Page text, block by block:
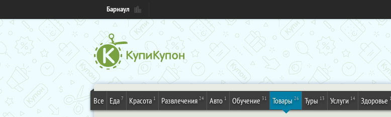
Барнаул
Все Еда 7 Красота 1 Развлечения 24 Авто 1 Обучение 31 Товары 26 Туры 13 Услуги 14 Здоровье 1